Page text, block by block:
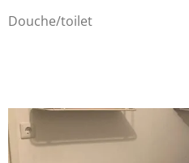
Douche/toilet